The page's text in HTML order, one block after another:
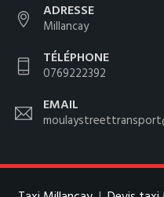
ADRESSE
Millancay
TÉLÉPHONE
0769222392
EMAIL